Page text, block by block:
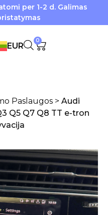
per 1-2 d. Galimas
EUR
0
Paslaugos > Audi
Q5 Q7 Q8 TT e-tron